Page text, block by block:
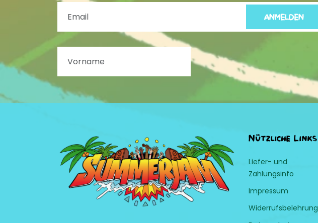
ANMELDEN
Nützliche Links
Liefer- und
Zahlungsinfo
Impressum
Widerrufsbelehrung